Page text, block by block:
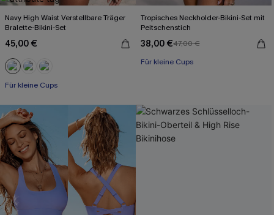
Navy High Waist Verstellbare Träger
Bralette-Bikini-Set
45,00 €
Für kleine Cups
Tropisches Neckholder-Bikini-Set mit
Peitschenstich
38,00 €47,00 €
Für kleine Cups